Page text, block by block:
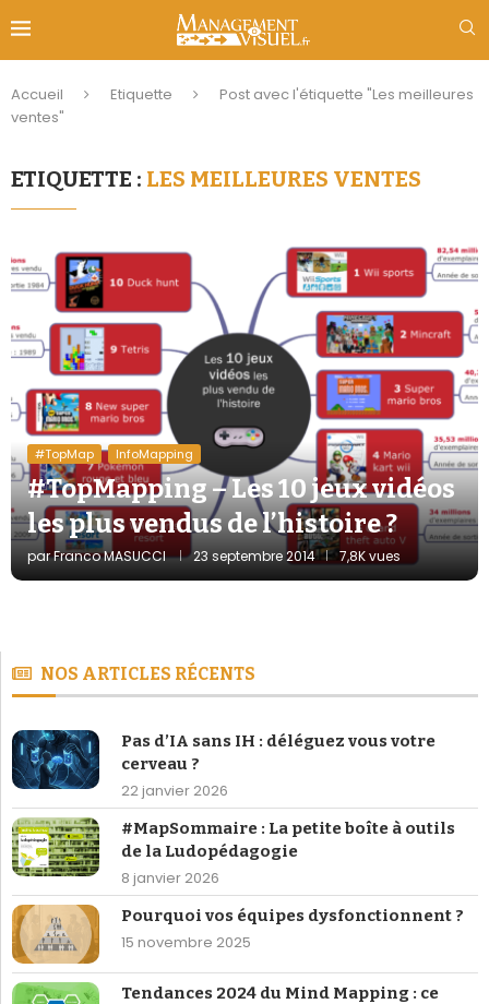
Accueil Etiquette
Post avec l'étiquette "Les meilleures
ventes"
ETIQUETTE : LES MEILLEURES VENTES
#TopMap InfoMapping
#TopMapping – Les 10 jeux vidéos
les plus vendus de l’histoire ?
parFranco MASUCCI 23 septembre 2014 7,8K vues
NOS ARTICLES RÉCENTS
Pas d’IA sans IH : déléguez vous votre
cerveau ?
22 janvier 2026
#MapSommaire : La petite boîte à outils
de la Ludopédagogie
8 janvier 2026
Pourquoi vos équipes dysfonctionnent ?
15 novembre 2025
Tendances 2024 du Mind Mapping : ce